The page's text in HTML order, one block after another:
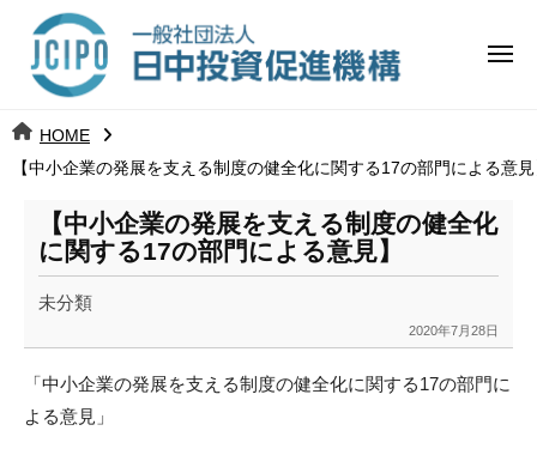
ツ 日
中
投
資
進
機
j
c
メ
HOME
【中小企業の発展を支える制度の健全化に関する17の部門による意
【中小企業の発展を支える制度の健全化
に関する17の部門による意見】
未分類
2020年7月28日
k
a
「中小企業の発展を支える制度の健全化に関する17の部門に
よる意見」
日
中
資
進
機